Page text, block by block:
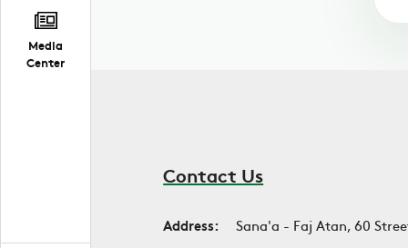
Media
Center
Contact Us
Address:
Sana'a - Faj Atan, 60